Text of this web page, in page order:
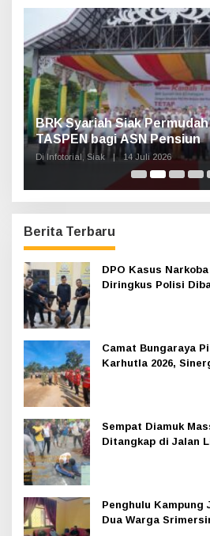
:
Haul Sultan Siak ke-60
Ajak Masyarakat Lestarikan
Kesultanan
Di Infotorial, Siak | 12 Juli 2026
Berita Terbaru
DPO Kasus
Diringkus Polisi
Camat Bungaraya
Karhutla 2026,
Sempat Diamuk
Ditangkap di Jalan
Penghulu Kampung
Dua Warga